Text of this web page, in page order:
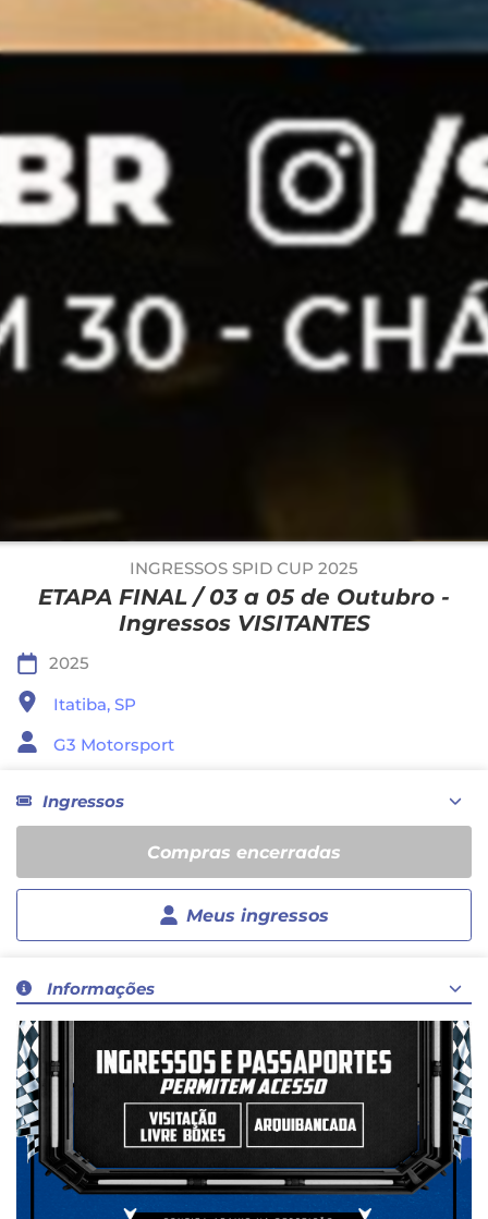
INGRESSOS SPID CUP 2025
ETAPA FINAL / 03 a 05 de Outubro -
Ingressos VISITANTES
2025
Itatiba, SP
G3 Motorsport
Ingressos
Compras encerradas
Meus ingressos
Informações